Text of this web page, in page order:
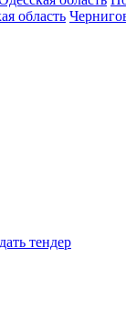
область
тендер